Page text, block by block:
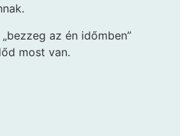
az én időmben”
most van.